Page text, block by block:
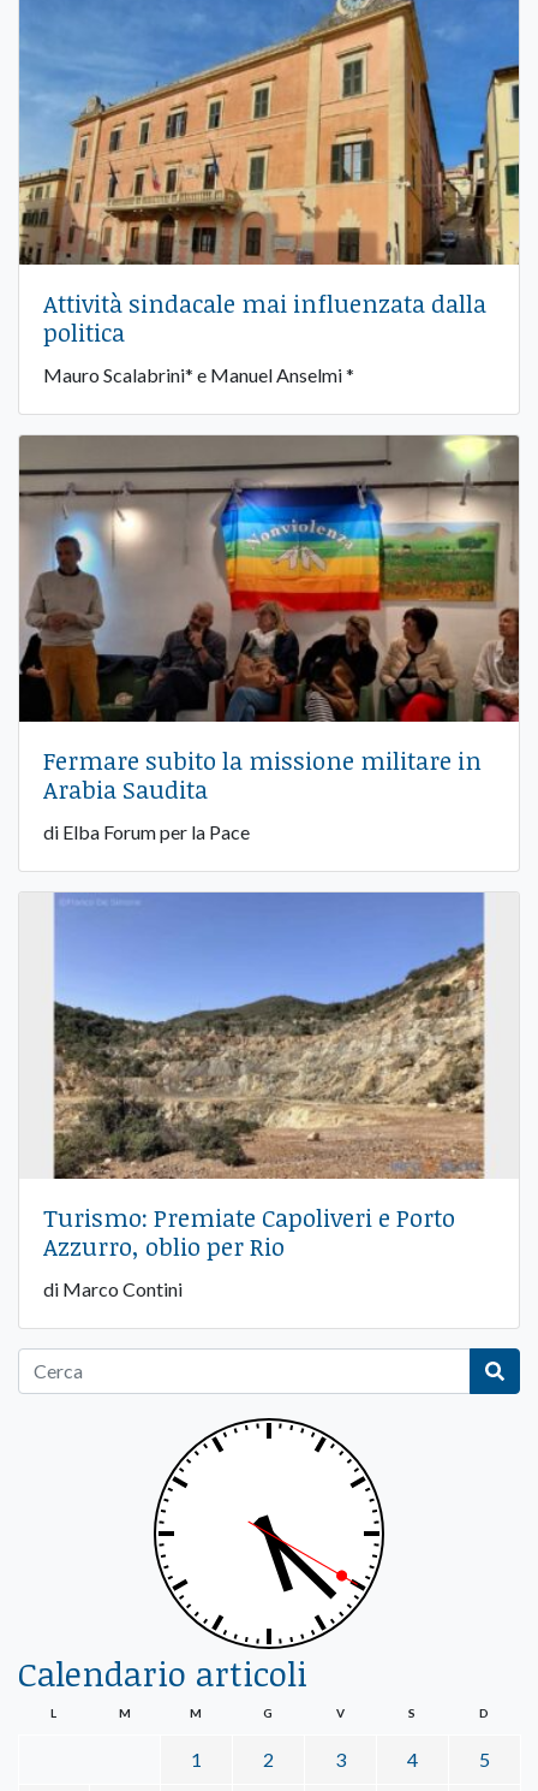
Attività sindacale mai influenzata dalla
politica
Mauro Scalabrini* e Manuel Anselmi *
Fermare subito la missione militare in
Arabia Saudita
di Elba Forum per la Pace
Turismo: Premiate Capoliveri e Porto
Azzurro, oblio per Rio
di Marco Contini
Calendario articoli
L M M G V S D
1 2 3 4 5